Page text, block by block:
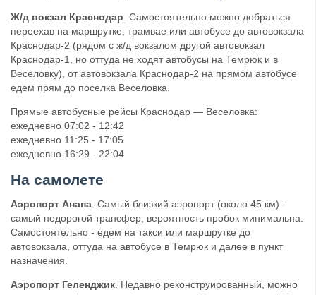
Ж/д вокзал Краснодар . Самостоятельно можно добраться
переехав на маршрутке, трамвае или автобусе до автовокзала
Краснодар-2 (рядом с ж/д вокзалом другой автовокзал
Краснодар-1, но оттуда не ходят автобусы на Темрюк и в
Веселовку), от автовокзала Краснодар-2 на прямом автобусе
едем прям до поселка Веселовка.
Прямые автобусные рейсы Краснодар — Веселовка:
ежедневно 07:02 - 12:42
ежедневно 11:25 - 17:05
ежедневно 16:29 - 22:04
На самолете
Аэропорт Анапа. Самый близкий аэропорт (около 45 км) -
самый недорогой трансфер, вероятность пробок минимальна.
Самостоятельно - едем на такси или маршрутке до
автовокзала, оттуда на автобусе в Темрюк и далее в пункт
назначения.
Аэропорт Геленджик. Недавно реконструированный, можно